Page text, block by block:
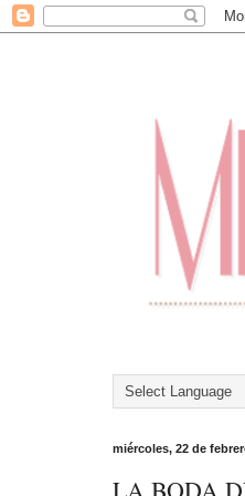
miércoles, 22 de
LA BODA